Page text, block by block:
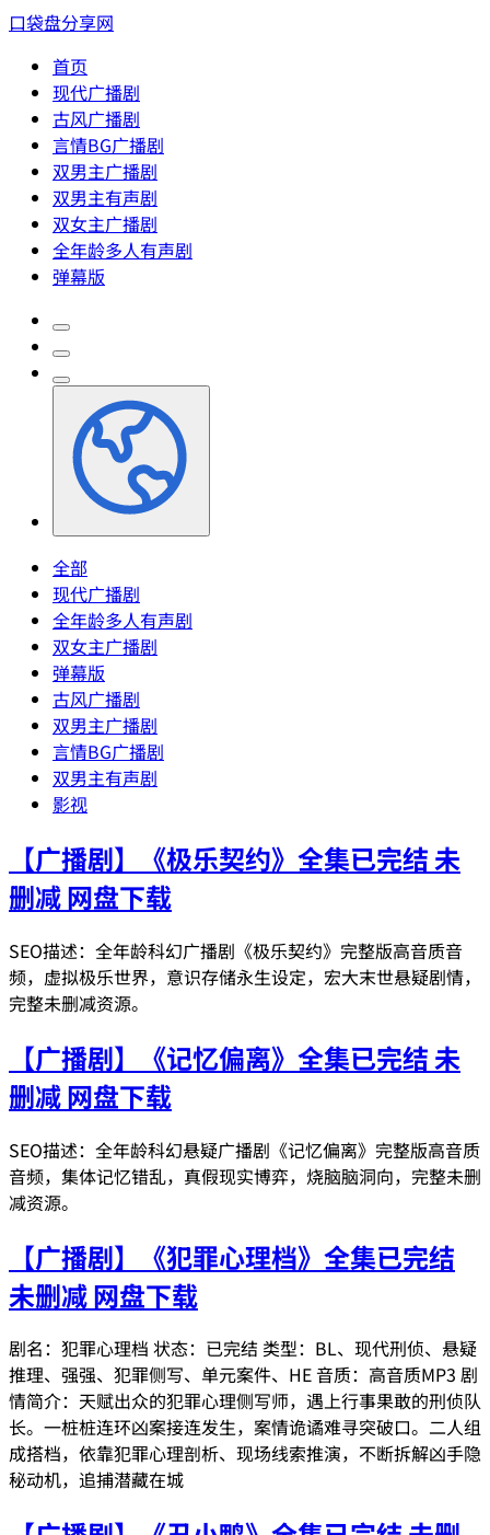
口袋盘分享网
首页
现代广播剧
古风广播剧
言情BG广播剧
双男主广播剧
双男主有声剧
双女主广播剧
全年龄多人有声剧
弹幕版
全部
现代广播剧
全年龄多人有声剧
双女主广播剧
弹幕版
古风广播剧
双男主广播剧
言情BG广播剧
双男主有声剧
影视
【广播剧】《极乐契约》全集已完结 未
删减 网盘下载
SEO描述：全年龄科幻广播剧《极乐契约》完整版高音质音
频，虚拟极乐世界，意识存储永生设定，宏大末世悬疑剧情，
完整未删减资源。
【广播剧】《记忆偏离》全集已完结 未
删减 网盘下载
SEO描述：全年龄科幻悬疑广播剧《记忆偏离》完整版高音质
音频，集体记忆错乱，真假现实博弈，烧脑脑洞向，完整未删
减资源。
【广播剧】《犯罪心理档》全集已完结
未删减 网盘下载
剧名：犯罪心理档 状态：已完结 类型：BL、现代刑侦、悬疑
推理、强强、犯罪侧写、单元案件、HE 音质：高音质MP3 剧
情简介：天赋出众的犯罪心理侧写师，遇上行事果敢的刑侦队
长。一桩桩连环凶案接连发生，案情诡谲难寻突破口。二人组
成搭档，依靠犯罪心理剖析、现场线索推演，不断拆解凶手隐
秘动机，追捕潜藏在城